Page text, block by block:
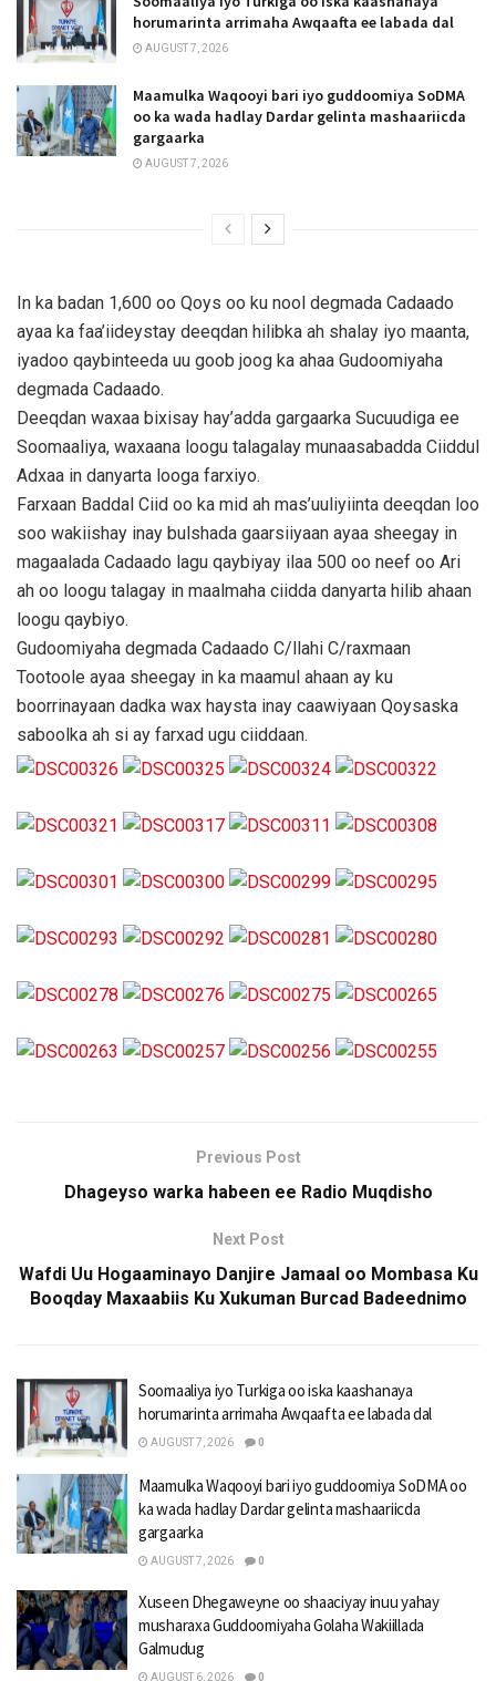
horumarinta arrimaha Awqaafta ee labada dal
AUGUST 7, 2026
Maamulka Waqooyi bari iyo guddoomiya SoDMA
oo ka wada hadlay Dardar gelinta mashaariicda
gargaarka
AUGUST 7, 2026
In ka badan 1,600 oo Qoys oo ku nool degmada Cadaado
ayaa ka faa’iideystay deeqdan hilibka ah shalay iyo maanta,
iyadoo qaybinteeda uu goob joog ka ahaa Gudoomiyaha
degmada Cadaado.
Deeqdan waxaa bixisay hay’adda gargaarka Sucuudiga ee
Soomaaliya, waxaana loogu talagalay munaasabadda Ciiddul
Adxaa in danyarta looga farxiyo.
Farxaan Baddal Ciid oo ka mid ah mas’uuliyiinta deeqdan loo
soo wakiishay inay bulshada gaarsiiyaan ayaa sheegay in
magaalada Cadaado lagu qaybiyay ilaa 500 oo neef oo Ari
ah oo loogu talagay in maalmaha ciidda danyarta hilib ahaan
loogu qaybiyo.
Gudoomiyaha degmada Cadaado C/llahi C/raxmaan
Tootoole ayaa sheegay in ka maamul ahaan ay ku
boorrinayaan dadka wax haysta inay caawiyaan Qoysaska
saboolka ah si ay farxad ugu ciiddaan.
Previous Post
Dhageyso warka habeen ee Radio Muqdisho
Next Post
Wafdi Uu Hogaaminayo Danjire Jamaal oo Mombasa Ku
Booqday Maxaabiis Ku Xukuman Burcad Badeednimo
Soomaaliya iyo Turkiga oo iska kaashanaya
horumarinta arrimaha Awqaafta ee labada dal
AUGUST 7, 2026 0
Maamulka Waqooyi bari iyo guddoomiya SoDMA oo
ka wada hadlay Dardar gelinta mashaariicda
gargaarka
AUGUST 7, 2026 0
Xuseen Dhegaweyne oo shaaciyay inuu yahay
musharaxa Guddoomiyaha Golaha Wakiillada
Galmudug
AUGUST 6, 2026 0